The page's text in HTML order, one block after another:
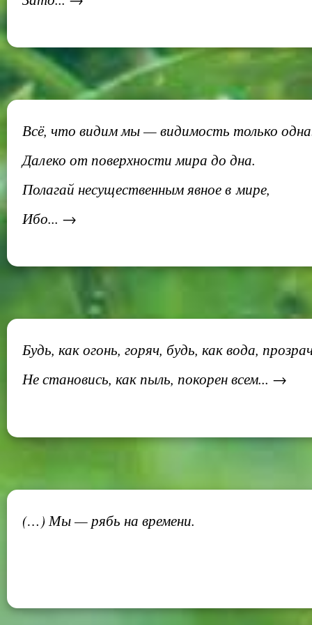
Всё, что видим мы — видимость только
Далеко от поверхности мира до дна.
Полагай несущественным явное в мире,
Ибо... →
Будь, как огонь, горяч, будь, как вода,
Не становись, как пыль, покорен всем... →
(…) Мы — рябь на времени.